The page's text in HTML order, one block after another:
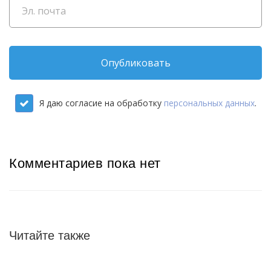
Опубликовать
Я даю согласие на обработку персональных данных.
Комментариев пока нет
Читайте также